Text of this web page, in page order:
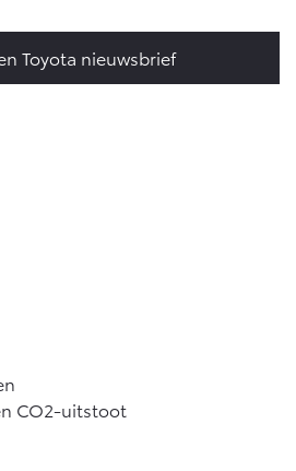
Toyota nieuwsbrief
CO2-uitstoot